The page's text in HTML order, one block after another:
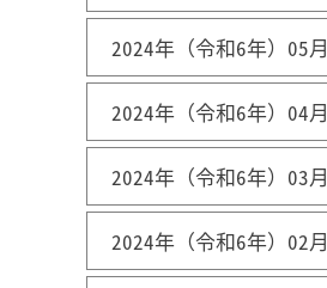
2024年（令和6年）05月
2024年（令和6年）04月
2024年（令和6年）03月
2024年（令和6年）02月